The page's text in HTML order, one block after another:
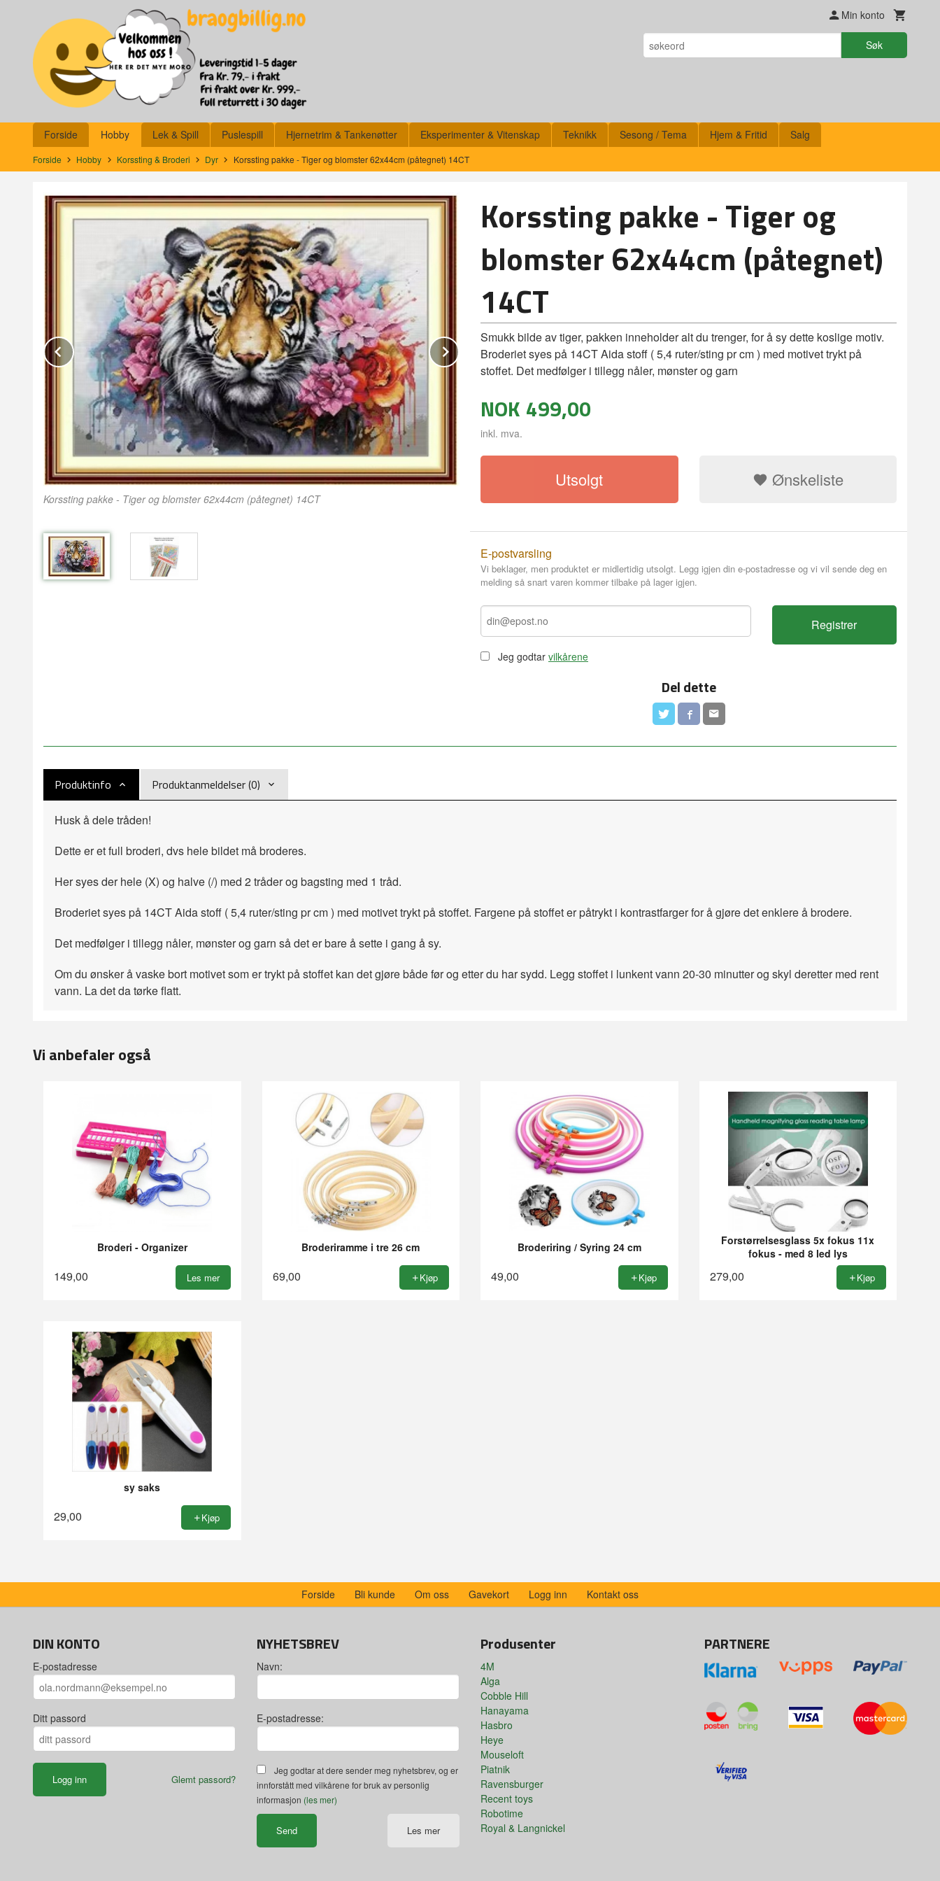
innholdet
Min konto
Søk
Produkter
Forside Hobby Lek & Spill Puslespill Hjernetrim & Tankenøtter Eksperimenter & Vitenskap Teknikk Sesong / Tema Hjem & Fritid Salg
Forside Hobby Korssting & Broderi Dyr Korssting pakke - Tiger og blomster 62x44cm (påtegnet) 14CT
Korssting pakke - Tiger og blomster 62x44cm (påtegnet) 14CT
Prev Next
Korssting pakke - Tiger og
blomster 62x44cm (påtegnet)
14CT
Smukk bilde av tiger, pakken inneholder alt du trenger, for å sy dette koslige motiv.
Broderiet syes på 14CT Aida stoff ( 5,4 ruter/sting pr cm ) med motivet trykt på
stoffet. Det medfølger i tillegg nåler, mønster og garn
NOK 499,00
inkl. mva.
Utsolgt Ønskeliste
E-postvarsling
Vi beklager, men produktet er midlertidig utsolgt. Legg igjen din e-postadresse og vi vil sende deg en
melding så snart varen kommer tilbake på lager igjen.
Jeg godtar vilkårene
Registrer
Del dette
Produktinfo Produktanmeldelser (0)
Husk å dele tråden!
Dette er et full broderi, dvs hele bildet må broderes.
Her syes der hele (X) og halve (/) med 2 tråder og bagsting med 1 tråd.
Broderiet syes på 14CT Aida stoff ( 5,4 ruter/sting pr cm ) med motivet trykt på stoffet. Fargene på stoffet er påtrykt i kontrastfarger for å gjøre det enklere å brodere.
Det medfølger i tillegg nåler, mønster og garn så det er bare å sette i gang å sy.
Om du ønsker å vaske bort motivet som er trykt på stoffet kan det gjøre både før og etter du har sydd. Legg stoffet i lunkent vann 20-30 minutter og skyl deretter med rent
vann. La det da tørke flatt.
Vi anbefaler også
Broderi - Organizer
149,00 Les mer
Broderiramme i tre 26 cm
69,00 Kjøp
Broderiring / Syring 24 cm
49,00 Kjøp
Forstørrelsesglass 5x fokus 11x
fokus - med 8 led lys
279,00 Kjøp
sy saks
29,00 Kjøp
Forside Bli kunde Om oss Gavekort Logg inn Kontakt oss
DIN KONTO
E-postadresse
Ditt passord
Glemt passord?
NYHETSBREV
Navn:
E-postadresse:
Jeg godtar at dere sender meg nyhetsbrev, og er
innforstått med vilkårene for bruk av personlig
informasjon (les mer)
Les mer
Produsenter
4M
Alga
Cobble Hill
Hanayama
Hasbro
Heye
Mouseloft
Piatnik
Ravensburger
Recent toys
Robotime
Royal & Langnickel
PARTNERE